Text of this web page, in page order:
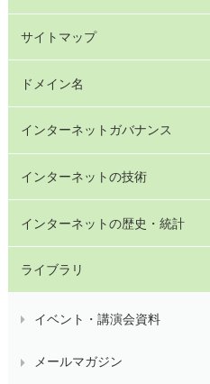
サイトマップ
ドメイン名
インターネットガバナンス
インターネットの技術
インターネットの歴史・統計
ライブラリ
イベント・講演会資料
メールマガジン